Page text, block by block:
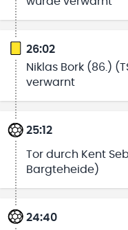
26:02
Niklas Bork (86.)
verwarnt
25:12
Tor durch Kent
Bargteheide)
24:40